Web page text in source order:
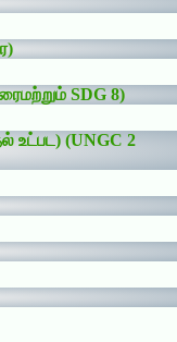
SDG 8)
உட்பட) (UNGC 2